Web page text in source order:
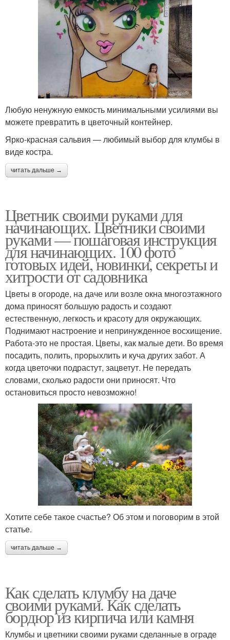
Любую ненужную емкость минимальными усилиями вы
можете превратить в цветочный контейнер.
Ярко-красная сальвия — любимый выбор для клумбы в
виде костра.
читать дальше →
Цветник своими руками для
начинающих. Цветники своими
руками — пошаговая инструкция
для начинающих. 100 фото
готовых идей, новинки, секреты и
хитрости от садовника
Цветы в огороде, на даче или возле окна многоэтажного
дома приносят большую радость и создают
естественную, легкость и красоту для окружающих.
Поднимают настроение и непринужденное восхищение.
Работа-это не простая. Цветы, как малые дети. Во время
посадить, полить, прорыхлить и куча других забот. А
когда цветочки подрастут, зацветут. Не передать
словами, сколько радости они приносят. Что
остановиться просто невозможно!
Хотите себе такое счастье? Об этом и поговорим в этой
статье.
читать дальше →
Как сделать клумбу на даче
своими руками. Как сделать
бордюр из кирпича или камня
Клумбы и цветники своими руками сделанные в ограде